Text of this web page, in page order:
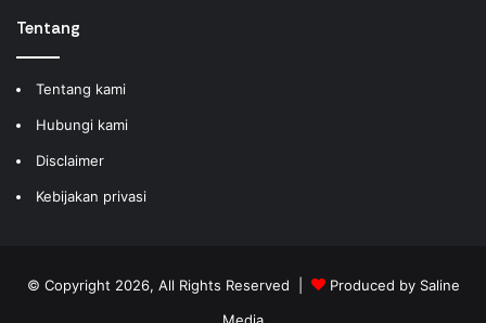
Tentang
Tentang kami
Hubungi kami
Disclaimer
Kebijakan privasi
© Copyright 2026, All Rights Reserved | Produced by Saline